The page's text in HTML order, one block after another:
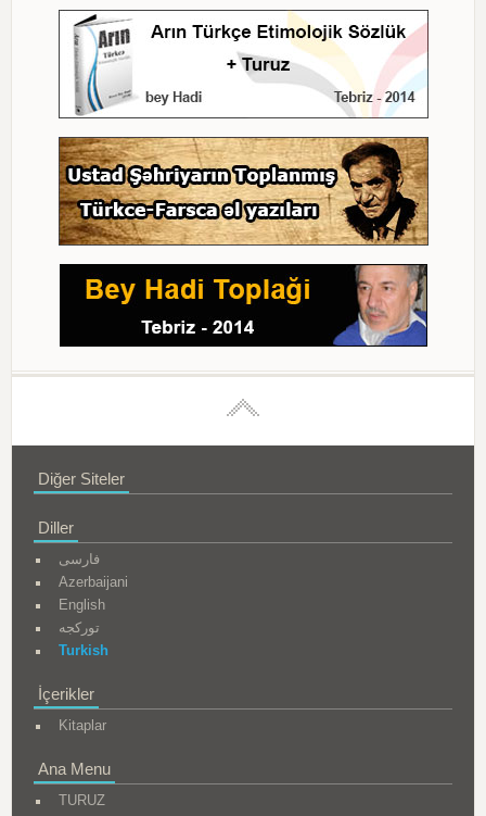
Diğer Siteler
Diller
فارسی
Azerbaijani
English
تورکجه
Turkish
İçerikler
Kitaplar
Ana Menu
TURUZ